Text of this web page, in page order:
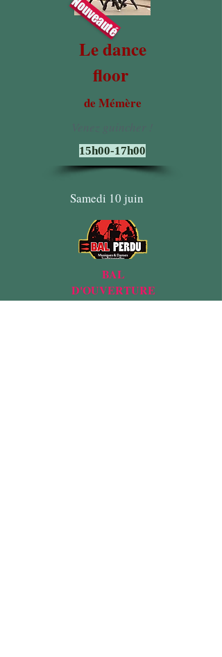
Nouveauté
Le dance
floor
de Mémère
15h00-17h00
Samedi 10 juin
BAL
D'OUVERTURE
de la saison